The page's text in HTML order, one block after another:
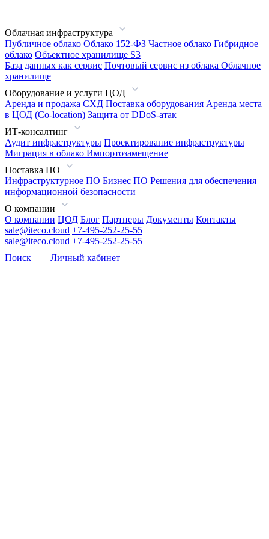
Облачная инфраструктура
Публичное облако Облако 152-ФЗ Частное облако Гибридное
облако Объектное хранилище S3
База данных как сервис Почтовый сервис из облака Облачное
хранилище
Оборудование и услуги ЦОД
Аренда и продажа СХД Поставка оборудования Аренда места
в ЦОД (Co-location) Защита от DDoS-атак
ИТ-консалтинг
Аудит инфраструктуры Проектирование инфраструктуры
Миграция в облако Импортозамещение
Поставка ПО
Инфраструктурное ПО Бизнес ПО Решения для обеспечения
информационной безопасности
О компании
О компании ЦОД Блог Партнеры Документы Контакты
sale@iteco.cloud +7-495-252-25-55
sale@iteco.cloud +7-495-252-25-55
Поиск
Личный кабинет